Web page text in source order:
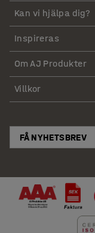
Kan vi hjälpa dig?
Inspireras
Om AJ Produkter
Villkor
FÅ NYHETSBREV